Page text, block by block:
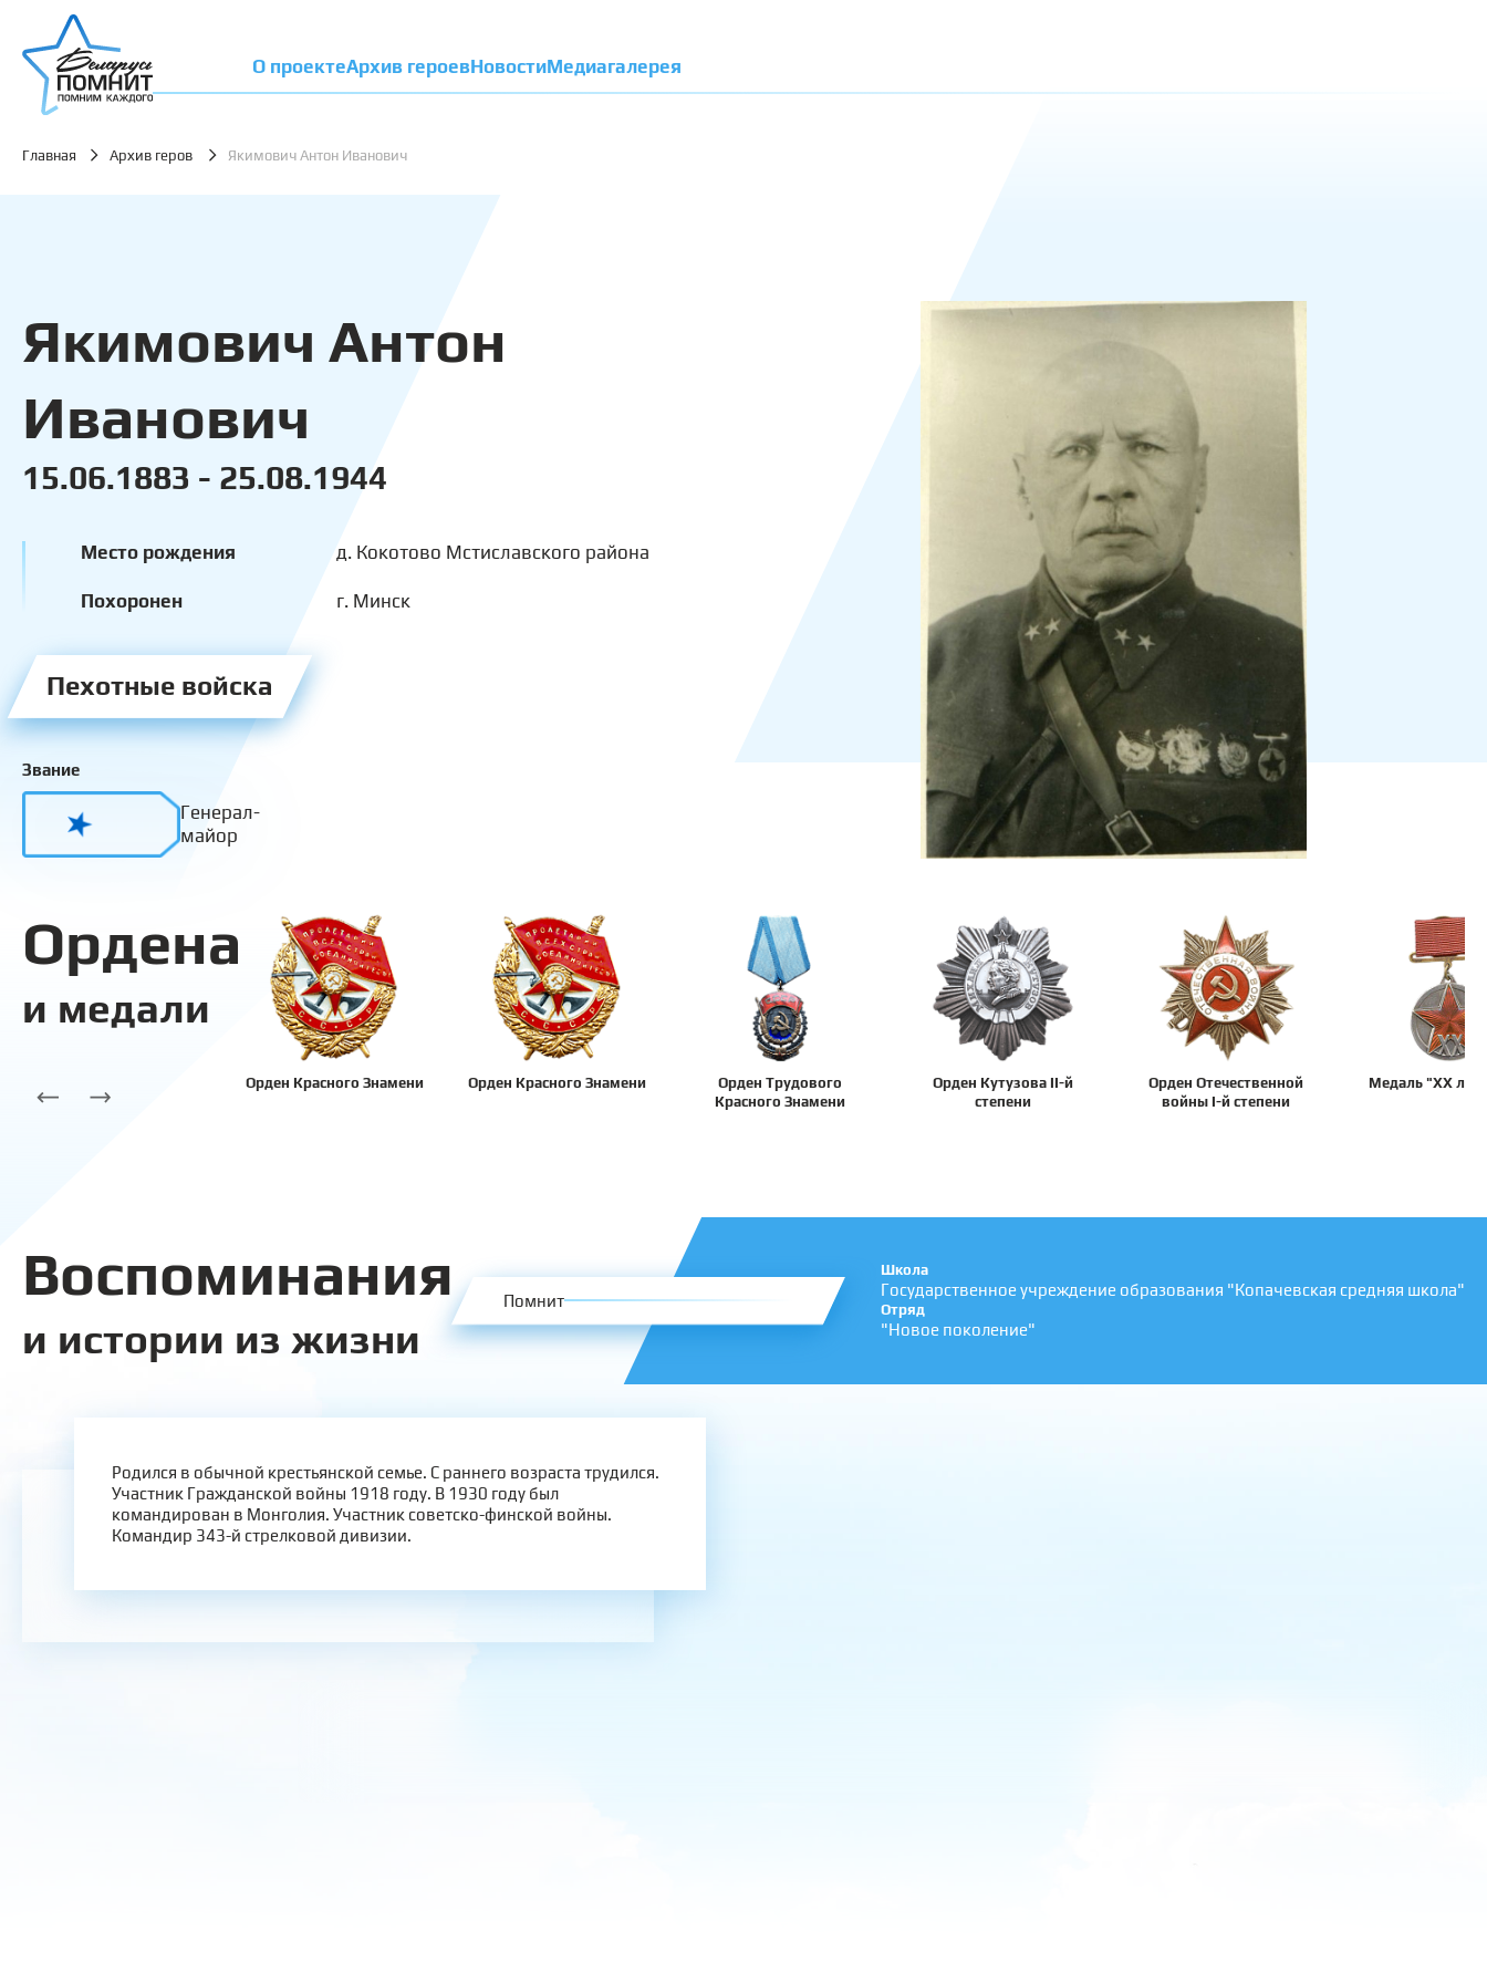
О проектеАрхив героевНовостиМедиагалерея
Главная Архив геров Якимович Антон Иванович
Якимович Антон
Иванович
15.06.1883 - 25.08.1944
Место рождения д. Кокотово Мстиславского района
Похоронен г. Минск
Пехотные войска
Звание
Генерал-
майор
Ордена
и медали
Орден Красного Знамени Орден Красного Знамени
Орден Трудового
Красного Знамени
Орден Кутузова II-й
степени
Орден Отечественной
войны I-й степени
Медаль "XX
Воспоминания
и истории из жизни
Помнит
Школа
Государственное учреждение образования "Копачевская средняя школа"
Отряд
"Новое поколение"
Родился в обычной крестьянской семье. С раннего возраста трудился.
Участник Гражданской войны 1918 году. В 1930 году был
командирован в Монголия. Участник советско-финской войны.
Командир 343-й стрелковой дивизии.